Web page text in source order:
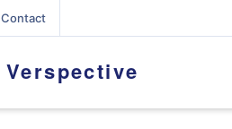
Contact
Verspective